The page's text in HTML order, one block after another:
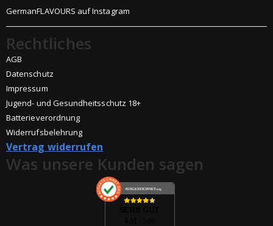
GermanFLAVOURS auf Instagram
Rechtliches
AGB
Datenschutz
Impressum
Jugend- und Gesundheitsschutz 18+
Batterieverordnung
Widerrufsbelehrung
Vertrag widerrufen
Was unsere Kunden sagen
AUSGEZEICHNET.org